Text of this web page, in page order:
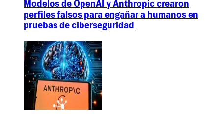
Modelos de OpenAI y Anthropic crearon
perfiles falsos para engañar a humanos en
pruebas de ciberseguridad